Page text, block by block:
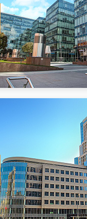
Previous
Previous